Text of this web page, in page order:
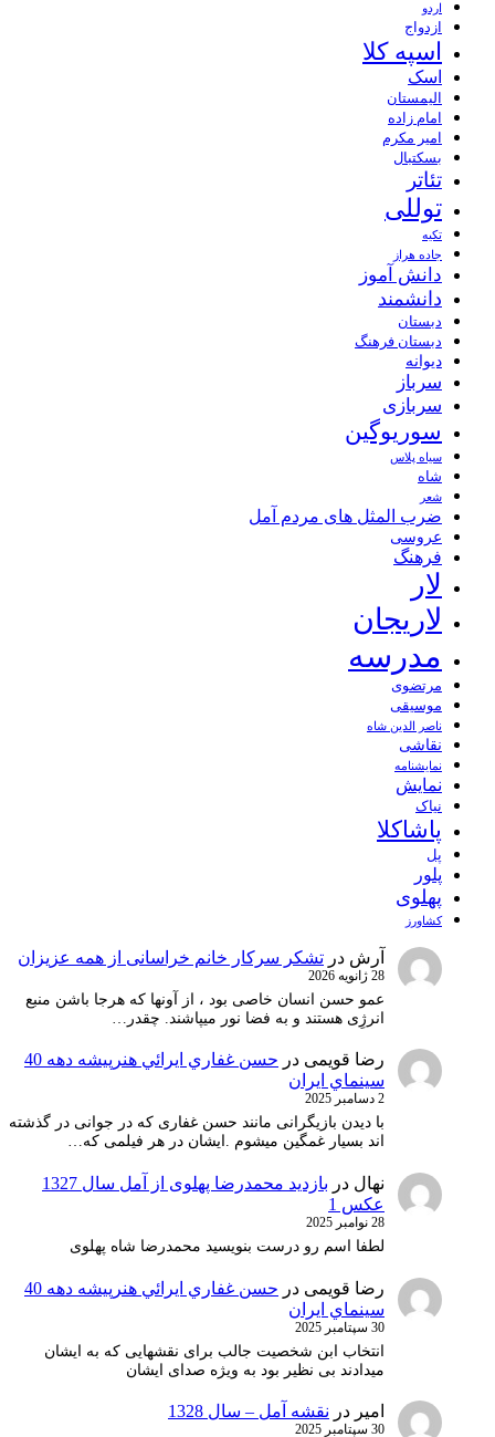
اردو
ازدواج
اسپه کلا
اسک
الیمستان
امام زاده
امیر مکرم
بسکتبال
تئاتر
توللی
تکیه
جاده هراز
دانش آموز
دانشمند
دبستان
دبستان فرهنگ
دیوانه
سرباز
سربازی
سوریوگین
سیاه پلاس
شاه
شعر
ضرب المثل های مردم آمل
عروسی
فرهنگ
لار
لاریجان
مدرسه
مرتضوی
موسیقی
ناصر الدین شاه
نقاشی
نمايشنامه
نمایش
نیاک
پاشاکلا
پل
پلور
پهلوی
کشاورز
آرش در تشکر سرکار خانم خراسانی از همه عزیزان
28 ژانویه 2026
عمو حسن انسان خاصی بود ، از آونها که هرجا باشن منبع
انرژِی هستند و به فضا نور میپاشند. چقدر…
رضا قویمی در
حسن غفاري ايرائي هنرپيشه دهه 40
سينماي ايران
2 دسامبر 2025
با دیدن بازیگرانی مانند حسن غفاری که در جوانی در گذشته
اند بسیار غمگین میشوم .ایشان در هر فیلمی که…
نهال در
بازدید محمدرضا پهلوی از آمل سال 1327
عکس 1
28 نوامبر 2025
لطفا اسم رو درست بنویسید محمدرضا شاه پهلوی
رضا قویمی در
حسن غفاري ايرائي هنرپيشه دهه 40
سينماي ايران
30 سپتامبر 2025
انتخاب ابن شخصیت جالب برای نقشهایی که به ایشان
میدادند بی نظیر بود به ویژه صدای ایشان
امیر در نقشه آمل – سال 1328
30 سپتامبر 2025